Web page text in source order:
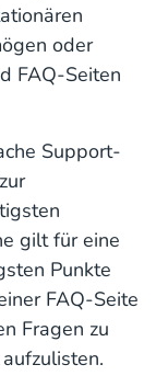
oder
FAQ-Seiten
Support-
gilt für eine
Punkte
FAQ-Seite
Fragen zu